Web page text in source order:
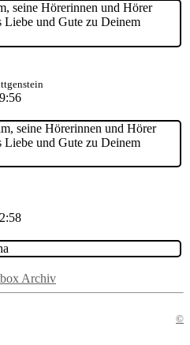
seine Hörerinnen und Hörer
und Gute zu Deinem
seine Hörerinnen und Hörer
und Gute zu Deinem
Archiv
©